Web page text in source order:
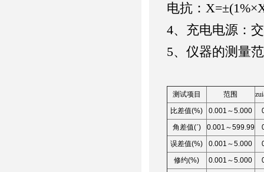
电抗： X=±(1%×
4、 充电电源：
5、 仪器的测量
测试项目 范围
比差值(%) 0.001 ～5.000
角差值(ˊ) 0.001 ～599.99
误差值(%) 0.001 ～5.000
修约(%) 0.001 ～5.000